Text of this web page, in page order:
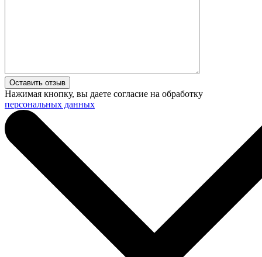
Нажимая кнопку, вы даете согласие на обработку
персональных данных